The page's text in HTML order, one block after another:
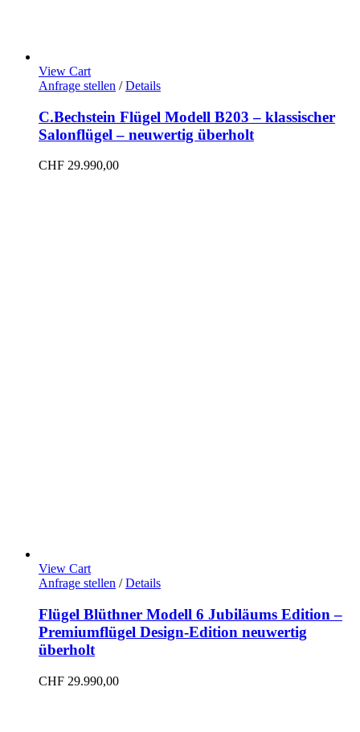
View Cart
Anfrage stellen / Details
C.Bechstein Flügel Modell B203 – klassischer
Salonflügel – neuwertig überholt
CHF 29.990,00
View Cart
Anfrage stellen / Details
Flügel Blüthner Modell 6 Jubiläums Edition –
Premiumflügel Design-Edition neuwertig
überholt
CHF 29.990,00